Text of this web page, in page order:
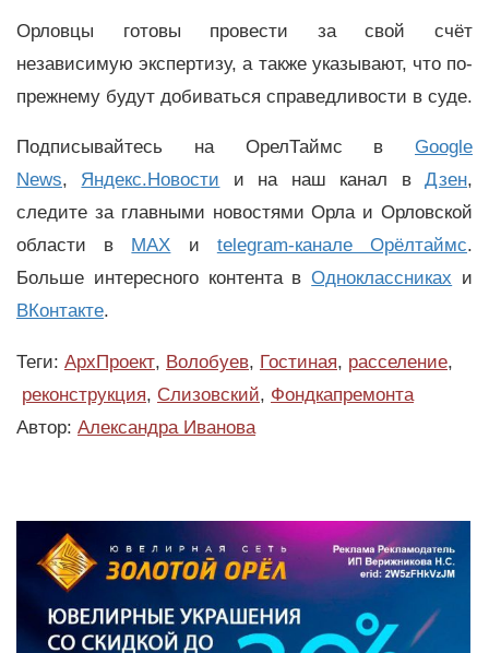
Орловцы готовы провести за свой счёт
независимую экспертизу, а также указывают, что по-
прежнему будут добиваться справедливости в суде.
Подписывайтесь на ОрелТаймс в Google
News, Яндекс.Новости и на наш канал вДзен,
следите за главными новостями Орла и Орловской
области в MAX и telegram-канале Орёлтаймс.
Больше интересного контента вОдноклассниках и
ВКонтакте.
Теги: АрхПроект, Волобуев, Гостиная, расселение,
реконструкция, Слизовский, Фондкапремонта
Автор: Александра Иванова